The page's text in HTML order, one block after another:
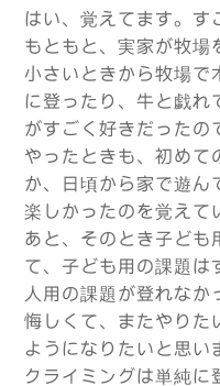
はい、覚えてます。す
もともと、実家が牧場
小さいときから牧場で
に登ったり、牛と戯れ
がすごく好きだったの
やったときも、初めて
か、日頃から家で遊ん
楽しかったのを覚えて
あと、そのとき子ども
て、子ども用の課題は
人用の課題が登れなか
悔しくて、またやりた
ようになりたいと思い
クライミングは単純に